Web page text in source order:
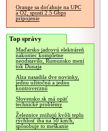
Orange sa doťahuje na UPC
a O2, spustí 2.5 Gbps
pripojenie
Top správy
Maďarsko jadrovú elektráreň
nakoniec kompletne
neodstavilo, Rumunsko mení
tok Dunaja
Alza nasadila dve novinky,
jednu užitočnú a jednu
kontroverznú
Slovensko.sk má opäť
technické problémy
Železnice znižujú kvôli teplu
rýchlosť iba na 50 km/h,
spôsobuje to meškanie